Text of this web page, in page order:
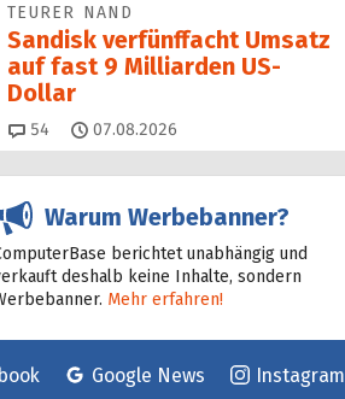
TEURER NAND
Sandisk verfünffacht Umsatz
auf fast 9 Milliarden US-
Dollar
54 Kommentare
07.08.2026
Warum Werbebanner?
berichtet unabhängig und
deshalb keine Inhalte, sondern
Mehr erfahren!
Google News Instagram